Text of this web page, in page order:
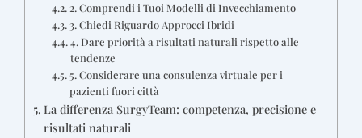
2. Comprendi i Tuoi Modelli di Invecchiamento
3. Chiedi Riguardo Approcci Ibridi
4. Dare priorità a risultati naturali rispetto alle
tendenze
5. Considerare una consulenza virtuale per i
pazienti fuori città
La differenza SurgyTeam: competenza, precisione e
risultati naturali